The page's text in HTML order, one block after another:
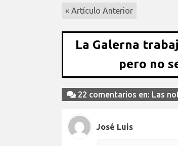
« Artículo Anterior
La Galerna
pero no
22 comentarios en: Las
José Luis